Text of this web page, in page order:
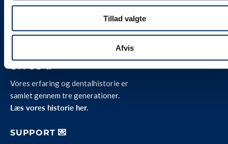
Tillad valgte
Afvis
Kontakt
Team Weesgaard
OM OS 🦷
Vores erfaring og dentalhistorie er
samlet gennem tre generationer.
Læs vores historie her.
SUPPORT 💌